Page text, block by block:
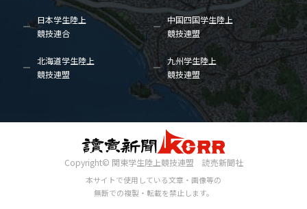
日本学生陸上
競技連合
中国四国学生陸上
競技連盟
北海道学生陸上
競技連盟
九州学生陸上
競技連盟
Copyright© 関東学生陸上競技連盟 読売新聞社
本サイトで使用している文章・画像等の
無断での複製・転載を禁止します。